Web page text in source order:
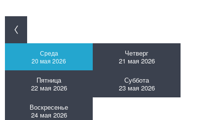
Среда
20 мая 2026
Четверг
21 мая 2026
Пятница
22 мая 2026
Суббота
23 мая 2026
Воскресенье
24 мая 2026